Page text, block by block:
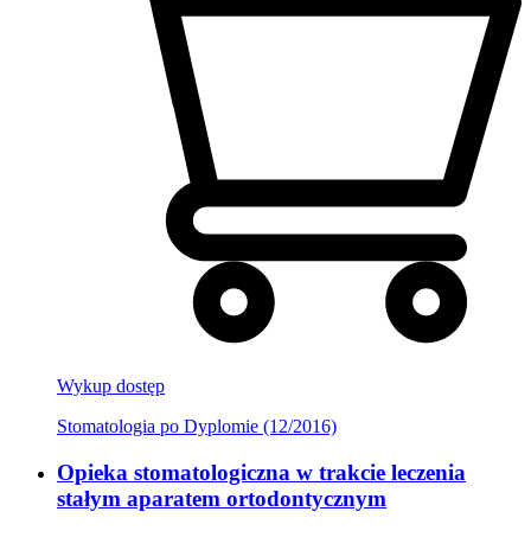
Wykup dostęp
Stomatologia po Dyplomie (12/2016)
Opieka stomatologiczna w trakcie leczenia
stałym aparatem ortodontycznym